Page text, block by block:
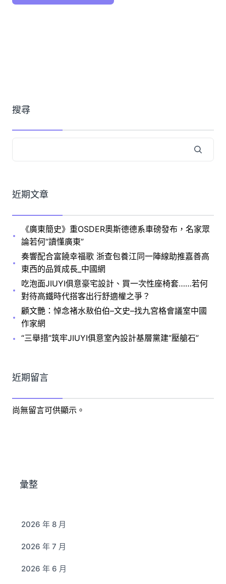
搜尋
近期文章
《廣東簡史》重OSDER奧斯德德系車磅發布，名家眾
論若何“讀懂廣東”
奏響配合富饒幸福歌 浙查包養江同一陣線助推嘉善高
東西的品質成長_中國網
吃泡面JIUYI俱意豪宅設計、買一次性座椅套……若何
對待高鐵時代搭客出行舒適權之爭？
顧文艷：悼念褚水敖伯伯–文史–找九宮格會議室中國
作家網
“三舉措”筑牢JIUYI俱意室內設計基層黨建“壓艙石”
近期留言
尚無留言可供顯示。
彙整
2026 年 8 月
2026 年 7 月
2026 年 6 月